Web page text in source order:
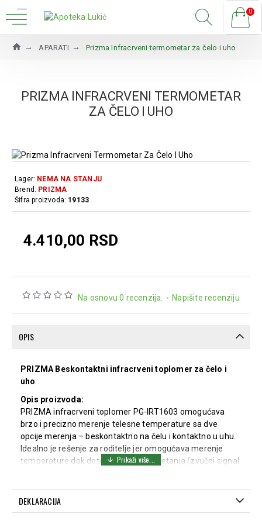
0
APARATI Prizma Infracrveni termometar za čelo i uho
PRIZMA INFRACRVENI TERMOMETAR
ZA ČELO I UHO
Na osnovu 0 recenzija. - Napišite recenziju
4.410,00 RSD
Lager: NEMA NA STANJU
Brend: PRIZMA
Šifra proizvoda: 19133
OPIS
PRIZMA Beskontaktni infracrveni toplomer za čelo i
uho
Opis proizvoda:
PRIZMA infracrveni toplomer PG-IRT1603 omogućava
brzo i precizno merenje telesne temperature sa dve
opcije merenja – beskontaktno na čelu i kontaktno u uhu.
Idealno je rešenje za roditelje jer omogućava merenje
temperature dok dete spava, bez ometanja (zvučni signal
temperaturu, narandžasta za povišenu, i crvena za visoku
DEKLARACIJA